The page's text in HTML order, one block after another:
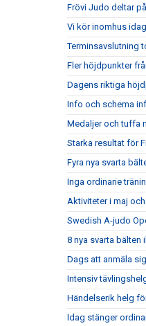
Frövi Judo deltar
Vi kör inomhus
Terminsavslutning
Fler höjdpunkter
Dagens riktiga
Info och schema
Medaljer och tuffa
Starka resultat för
Fyra nya svarta
Inga ordinarie
Aktiviteter i maj
Swedish A-judo
8 nya svarta bälten
Dags att anmäla
Intensiv
Händelserik helg
Idag stänger